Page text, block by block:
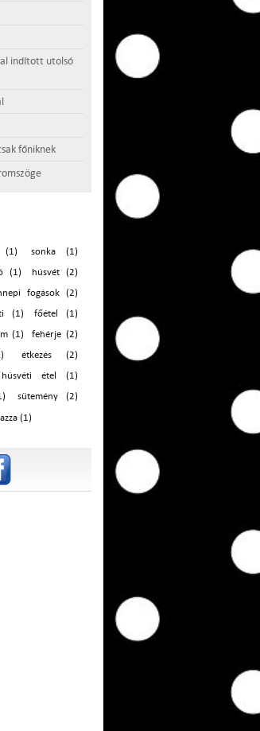
indított utolsó
főniknek
(1)
sonka (1)
(1)
húsvét (2)
fogások (2)
(1)
főétel (1)
(1)
fehérje (2)
étkezés (2)
húsvéti étel (1)
sütemény (2)
(1)